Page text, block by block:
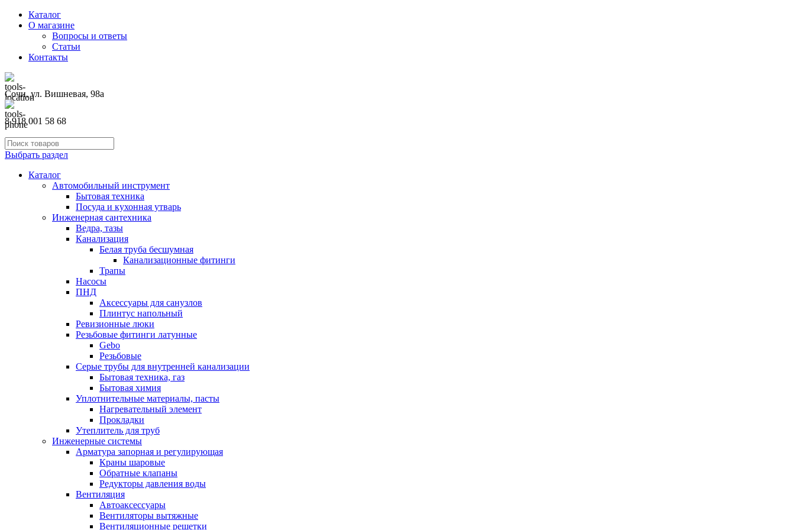
Каталог
О магазине
Вопросы и ответы
Статьи
Контакты
Сочи, ул. Вишневая, 98а
8 918 001 58 68
Выбрать раздел
Каталог
Автомобильный инструмент
Бытовая техника
Посуда и кухонная утварь
Инженерная сантехника
Ведра, тазы
Канализация
Белая труба бесшумная
Канализационные фитинги
Трапы
Насосы
ПНД
Аксессуары для санузлов
Плинтус напольный
Ревизионные люки
Резьбовые фитинги латунные
Gebo
Резьбовые
Серые трубы для внутренней канализации
Бытовая техника, газ
Бытовая химия
Уплотнительные материалы, пасты
Нагревательный элемент
Прокладки
Утеплитель для труб
Инженерные системы
Арматура запорная и регулирующая
Краны шаровые
Обратные клапаны
Редукторы давления воды
Вентиляция
Автоаксессуары
Вентиляторы вытяжные
Вентиляционные решетки